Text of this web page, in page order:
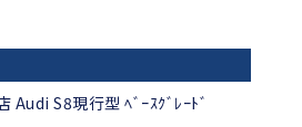
S8現行型 ﾍﾞｰｽｸﾞﾚｰﾄﾞ